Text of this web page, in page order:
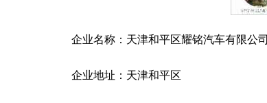
企业名称：天津和平区耀铭汽车有限公司
企业地址：天津和平区